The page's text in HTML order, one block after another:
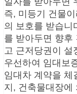
즉, 미등기 건물
의 보호를 받습니
를 받아두면 향후
고 근저당권이 설
우선하여 임대보
임대차 계약을 체
지, 건축물대장에